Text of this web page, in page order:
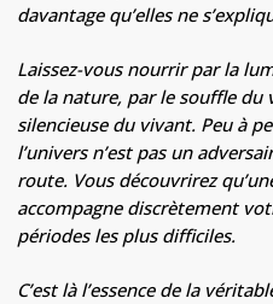
davantage qu’elles ne
Laissez-vous nourrir par la
de la nature, par le souffle du
silencieuse du vivant. Peu à
l’univers n’est pas un
route. Vous découvrirez
accompagne discrètement
périodes les plus difficiles.
C’est là l’essence de la